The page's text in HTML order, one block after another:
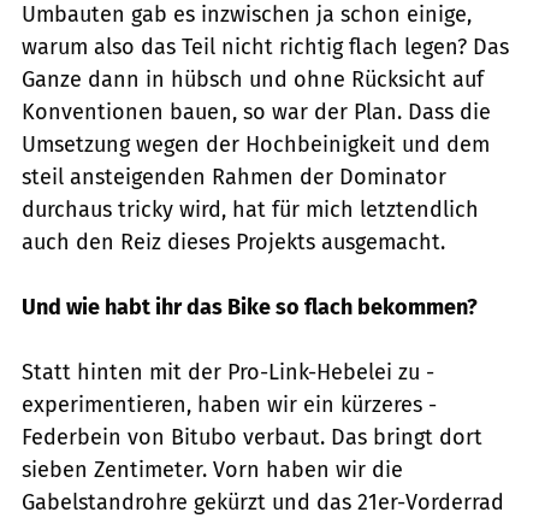
Umbauten gab es inzwischen ja schon einige,
warum also das Teil nicht richtig flach legen? Das
Ganze dann in hübsch und ohne Rücksicht auf
Konventionen bauen, so war der Plan. Dass die
Umsetzung wegen der Hochbeinigkeit und dem
steil ansteigenden ­Rahmen der Dominator
durchaus tricky wird, hat für mich letztendlich
auch den Reiz ­dieses Projekts ausgemacht.
Und wie habt ihr das Bike so flach ­bekommen?
Statt hinten mit der Pro-Link-Hebelei zu ­
experimentieren, haben wir ein kürzeres ­
Federbein von Bitubo verbaut. Das bringt dort
sieben Zentimeter. Vorn haben wir die
Gabelstandrohre gekürzt und das 21er-­Vorderrad